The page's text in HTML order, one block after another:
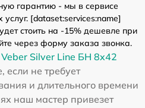
гарантию - мы в сервисе
[dataset:services:name]
стоить на -15% дешевле при
через форму заказа звонка.
Silver Line БН 8x42
если не требует
и длительного времени
наш мастер привезет